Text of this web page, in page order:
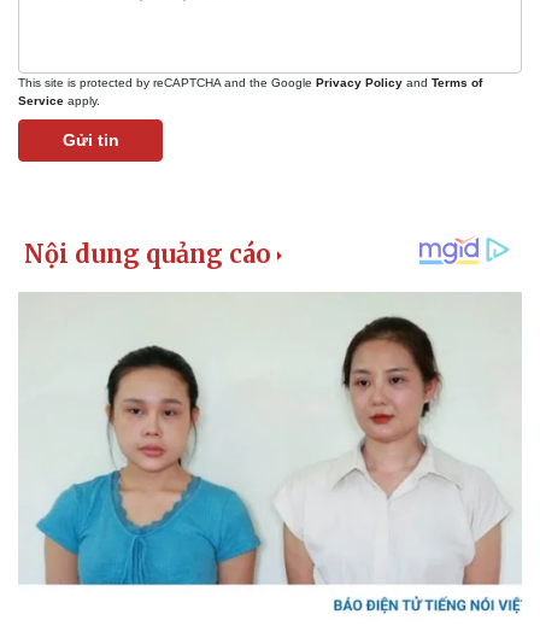
Tư vấn luật
Quân sự - Quốc phòng
Việt Nam
Phân tích
This site is protected by reCAPTCHA and the Google Privacy Policy and Terms of
Service apply.
Gửi tin